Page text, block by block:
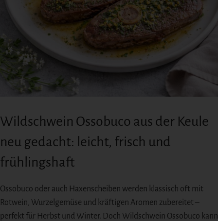
Wildschwein Ossobuco aus der Keule
neu gedacht: leicht, frisch und
frühlingshaft
Ossobuco oder auch Haxenscheiben werden klassisch oft mit
Rotwein, Wurzelgemüse und kräftigen Aromen zubereitet –
perfekt für Herbst und Winter. Doch Wildschwein Ossobuco kann